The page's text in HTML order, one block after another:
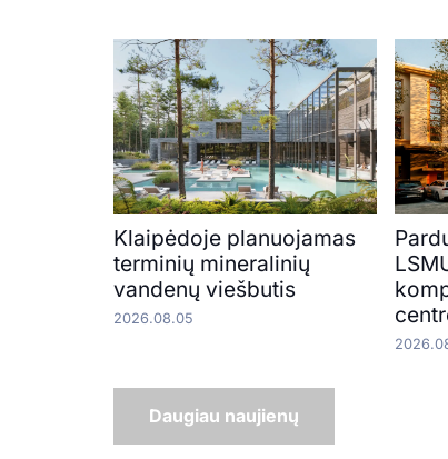
Klaipėdoje planuojamas
terminių mineralinių
vandenų viešbutis
2026.08.05
Daugiau naujienų